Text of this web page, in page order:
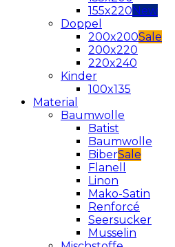
155x220
Doppel
200x200
200x220
220x240
Kinder
100x135
Material
Baumwolle
Batist
Baumwolle
Biber
Flanell
Linon
Mako-Satin
Renforcé
Seersucker
Musselin